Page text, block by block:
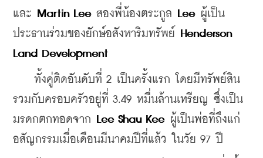
และ
Martin Lee สองพี่น้องตระกูล Lee ผู้เป็น
ประธานร่วมของยักษ์อสังหาริมทรัพย์
Henderson
Land Development
ทั้งคู่ติดอันดับที่ 2 เป็นครั้งแรก โดยมีทรัพย์สิน
รวมกับครอบครัวอยู่ที่ 3.49 หมื่นล้านเหรียญ ซึ่งเป็น
มรดกตกทอดจาก
Lee Shau Kee ผู้เป็นพ่อที่ถึงแก่
อสัญกรรมเมื่อเดือนมีนาคมปีที่แล้ว ในวัย 97 ปี